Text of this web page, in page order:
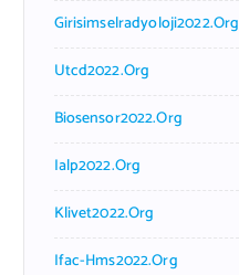
Girisimselradyoloji2022.org
Utcd2022.org
Biosensor2022.org
Ialp2022.org
Klivet2022.org
Ifac-Hms2022.org